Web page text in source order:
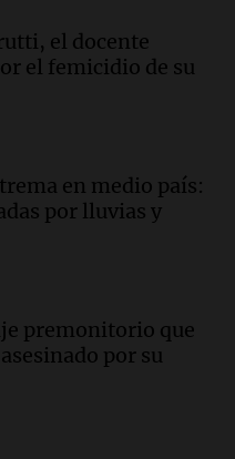
informe tras
de Montiagudo
niña de 13 años
90 km/h y
a través del
el docente
el femicidio de su
en medio país:
por lluvias y
premonitorio que
por su